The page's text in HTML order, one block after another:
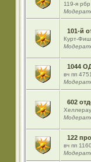
119-я
101-й
Курт-
1044
вч пп
602
122
вч пп